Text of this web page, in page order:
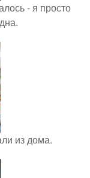
- я просто
из дома.